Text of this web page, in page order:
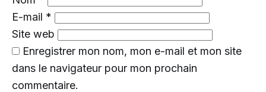
E-mail *
Site web
Enregistrer mon nom, mon e-mail et mon site
dans le navigateur pour mon prochain
commentaire.